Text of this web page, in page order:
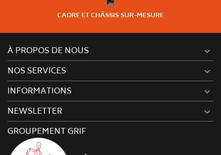
CADRE ET CHÂSSIS SUR-MESURE
À PROPOS DE NOUS 
NOS SERVICES 
INFORMATIONS 
NEWSLETTER 
GROUPEMENT GRIF